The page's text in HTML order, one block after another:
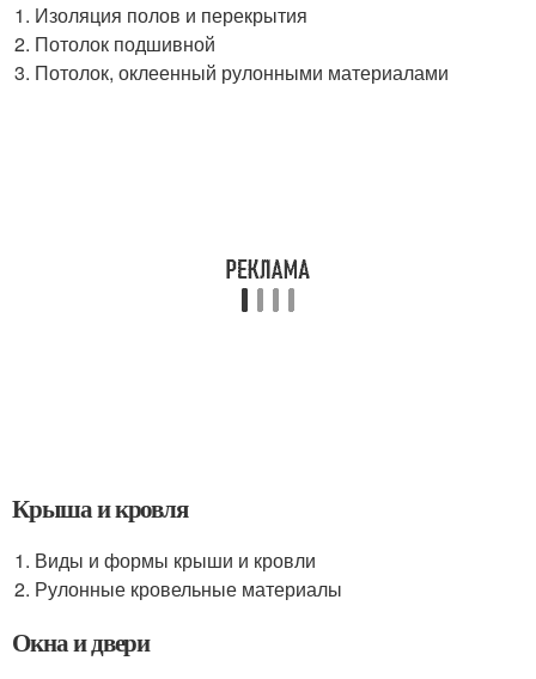
Изоляция полов и перекрытия
Потолок подшивной
Потолок, оклеенный рулонными материалами
Крыша и кровля
Виды и формы крыши и кровли
Рулонные кровельные материалы
Окна и двери